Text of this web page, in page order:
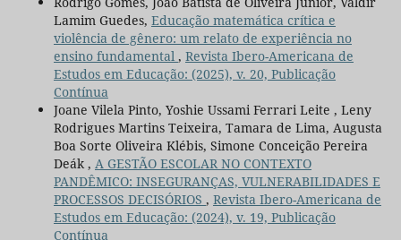
Lamim Guedes, Educação matemática crítica e
violência de gênero: um relato de experiência no
ensino fundamental , Revista Ibero-Americana de
Estudos em Educação: (2025), v. 20, Publicação
Contínua
Joane Vilela Pinto, Yoshie Ussami Ferrari Leite , Leny
Rodrigues Martins Teixeira, Tamara de Lima, Augusta
Boa Sorte Oliveira Klébis, Simone Conceição Pereira
Deák , A GESTÃO ESCOLAR NO CONTEXTO
PANDÊMICO: INSEGURANÇAS, VULNERABILIDADES E
PROCESSOS DECISÓRIOS , Revista Ibero-Americana de
Estudos em Educação: (2024), v. 19, Publicação
Contínua